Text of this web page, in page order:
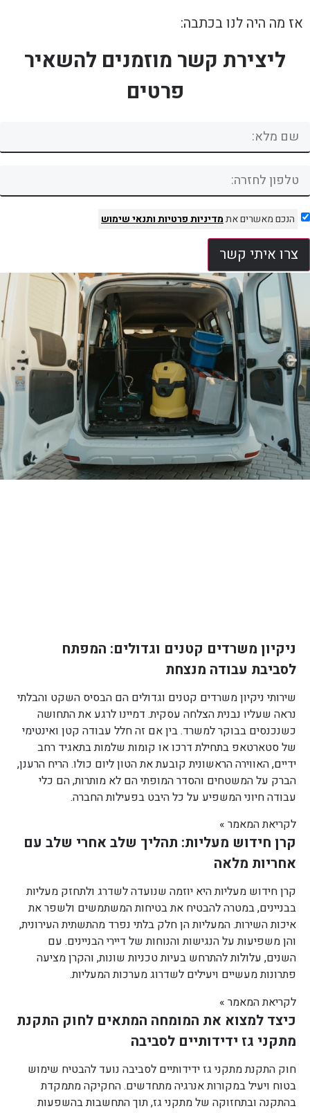
אז מה היה לנו בכתבה:
ליצירת קשר מוזמנים להשאיר
פרטים
הנכם מאשרים אתמדיניות פרטיותותנאי שימוש
צרו איתי קשר
ניקיון משרדים קטנים וגדולים: המפתח
לסביבת עבודה מנצחת
שירותי ניקיון משרדים קטנים וגדולים הם הבסיס השקט והבלתי
נראה שעליו נבנית הצלחה עסקית. דמיינו לרגע את התחושה
כשנכנסים בבוקר למשרד. בין אם זה חלל עבודה קטן ואינטימי
של סטארטאפ בתחילת דרכו או קומות שלמות בתאגיד רחב
ידיים, האווירה הראשונית קובעת את הטון ליום כולו. הריח הרענן,
הברק על המשטחים והסדר המופתי הם לא מותרות, הם כלי
עבודה חיוני המשפיע על כל היבט בפעילות החברה.
לקריאת המאמר »
קרן חידוש מעליות: תהליך שלב אחרי שלב עם
אחריות מלאה
קרן חידוש מעליות היא יוזמה שנועדה לשדרג ולתחזק מעליות
בבניינים, במטרה להבטיח את בטיחות המשתמשים ולשפר את
איכות השירות. המעליות הן חלק בלתי נפרד מהתשתית העירונית,
והן משפיעות על הנגישות והנוחות של דיירי הבניינים. עם
השנים, עלולות להתרחש בעיות טכניות שונות, והקרן מציעה
פתרונות מעשיים ויעילים לשדרוג מערכות המעליות.
לקריאת המאמר »
כיצד למצוא את המומחה המתאים לחוק התקנת
מתקני גז ידידותיים לסביבה
חוק התקנת מתקני גז ידידותיים לסביבה נועד להבטיח שימוש
בטוח ויעיל במקורות אנרגיה מתחדשים. החקיקה מתמקדת
בהתקנה ובתחזוקה של מתקני גז, תוך התחשבות בהשפעות